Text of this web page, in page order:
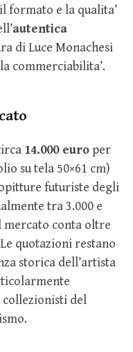
formato e la qualita’
autentica
di Luce Monachesi
commerciabilita’.
14.000 euro per
su tela 50×61 cm)
futuriste degli
tra 3.000 e
mercato conta oltre
quotazioni restano
storica dell’artista
collezionisti del